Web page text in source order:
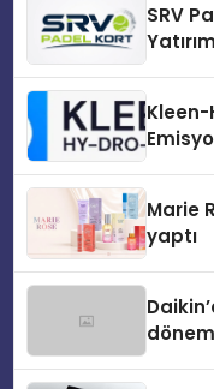
SRV
Kleen-
Marie
yaptı